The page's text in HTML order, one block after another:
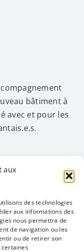
aux
des technologies
aux informations des
nous permettra de
de navigation ou les
ou de retirer son
bâtiment à
avec et pour les